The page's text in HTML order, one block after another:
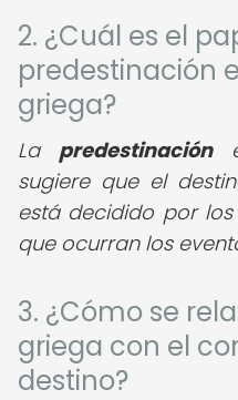
2. ¿Cuál es el
predestinación
griega?
La predestinación
sugiere que el
está decidido por
que ocurran los
3. ¿Cómo se
griega con el
destino?